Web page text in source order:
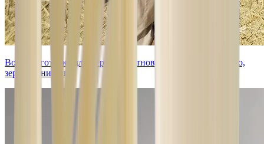
Водоподготовка для ферм: животноводство, птицеводство,
зернохранилища